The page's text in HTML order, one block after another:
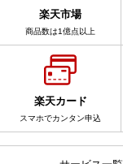
楽天市場
商品数は1億点以上
楽天カード
スマホでカンタン申込